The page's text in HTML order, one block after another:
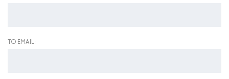
ΤΟ EMAIL: